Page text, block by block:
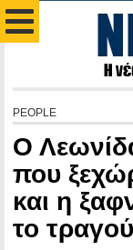
PEOPLE
Ο
που
και η
το